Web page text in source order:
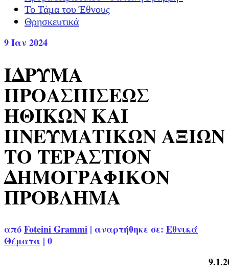
Το Τάμα του Έθνους
Θρησκευτικά
9Ιαν 2024
ΙΔΡΥΜΑ
ΠΡΟΑΣΠΙΣΕΩΣ
ΗΘΙΚΩΝ ΚΑΙ
ΠΝΕΥΜΑΤΙΚΩΝ ΑΞΙΩΝ
ΤΟ ΤΕΡΑΣΤΙΟΝ
ΔΗΜΟΓΡΑΦΙΚΟΝ
ΠΡΟΒΛΗΜΑ
απόFoteini Grammi | αναρτήθηκε σε: Εθνικά
Θέματα | 0